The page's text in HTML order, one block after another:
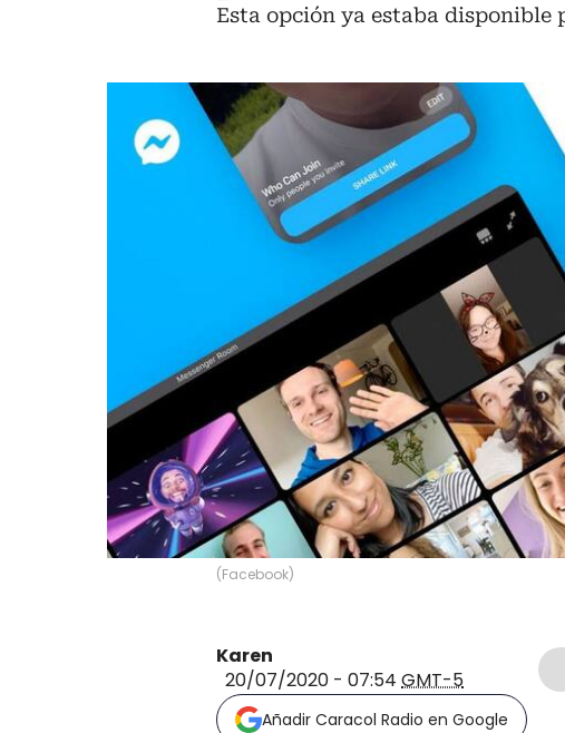
Esta opción ya estaba disponible
(Facebook)
Karen
20/07/2020 - 07:54 GMT-5
Añadir Caracol Radio en Google